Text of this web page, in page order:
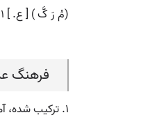
(مُ رَ کَّ ) [ ع. ] ۱ - (اِمف. ) ترکیب شده، آمیخته شده. ۲ - ماده ای سیاه رنگ که از دوده و مواد دیگر به دست می آید و از آن برای نوشتن و چاپ استفاده می شود.
فرهنگ
۱. ترکیب شده، آمیخته شده.